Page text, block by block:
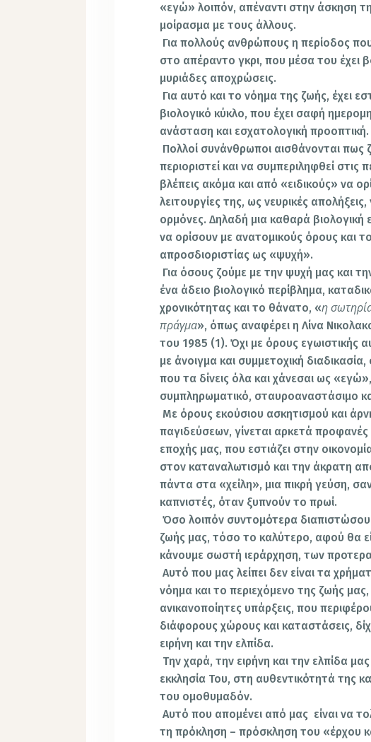
«εγώ» λοιπόν, απέναντι στην άσκηση
μοίρασμα με τους άλλους.
Για πολλούς ανθρώπους η περίοδος
στο απέραντο γκρι, που μέσα του έχει
μυριάδες αποχρώσεις.
Για αυτό και το νόημα της ζωής, έχει
βιολογικό κύκλο, που έχει σαφή
ανάσταση και εσχατολογική προοπτική.
Πολλοί συνάνθρωποι αισθάνονται πως
περιοριστεί και να συμπεριληφθεί στις
βλέπεις ακόμα και από «ειδικούς» να
λειτουργίες της, ως νευρικές
ορμόνες. Δηλαδή μια καθαρά
να ορίσουν με ανατομικούς όρους και
απροσδιοριστίας ως «ψυχή».
Για όσους ζούμε με την ψυχή μας και
ένα άδειο βιολογικό περίβλημα,
χρονικότητας και το θάνατο, «η
πράγμα», όπως αναφέρει η Λίνα
του 1985 (1). Όχι με όρους εγωιστικής
με άνοιγμα και συμμετοχική
που τα δίνεις όλα και χάνεσαι ως
συμπληρωματικό, σταυροαναστάσιμο
Με όρους εκούσιου ασκητισμού και
παγιδεύσεων, γίνεται αρκετά
εποχής μας, που εστιάζει στην
στον καταναλωτισμό και την άκρατη
πάντα στα «χείλη», μια πικρή γεύση,
καπνιστές, όταν ξυπνούν το πρωί.
Όσο λοιπόν συντομότερα
ζωής μας, τόσο το καλύτερο, αφού θα
κάνουμε σωστή ιεράρχηση, των
Αυτό που μας λείπει δεν είναι τα
νόημα και το περιεχόμενο της ζωής
ανικανοποίητες υπάρξεις, που
διάφορους χώρους και καταστάσεις,
ειρήνη και την ελπίδα.
Την χαρά, την ειρήνη και την ελπίδα
εκκλησία Του, στη αυθεντικότητά της
του ομοθυμαδόν.
Αυτό που απομένει από μας είναι να
τη πρόκληση – πρόσκληση του «έρχου